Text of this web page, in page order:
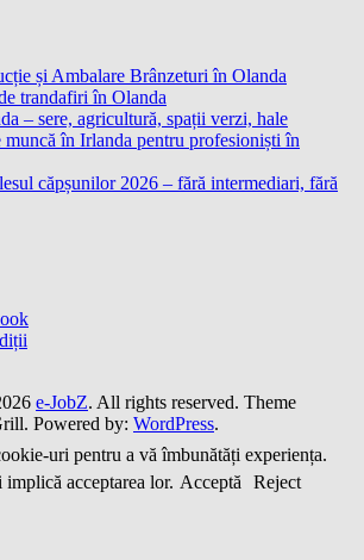
și Ambalare Brânzeturi în Olanda
trandafiri în Olanda
– sere, agricultură, spații verzi, hale
în Irlanda pentru profesioniști în
căpșunilor 2026 – fără intermediari, fără
e-JobZ. All rights reserved. Theme
Powered by: WordPress.
uri pentru a vă îmbunătăți experiența.
acceptarea lor. Acceptă
Reject